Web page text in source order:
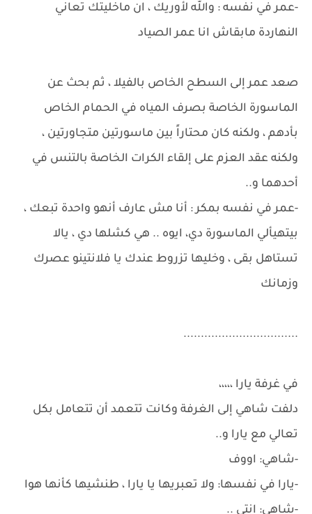
-عمر في نفسه : والله لأوريك ، ان ماخليتك تعاني
النهاردة مابقاش انا عمر الصياد
صعد عمر إلى السطح الخاص بالفيلا ، ثم بحث عن
الماسورة الخاصة بصرف المياه في الحمام الخاص
بأدهم ، ولكنه كان محتاراً بين ماسورتين متجاورتين ،
ولكنه عقد العزم على إلقاء الكرات الخاصة بالتنس في
أحدهما و..
-عمر في نفسه بمكر : أنا مش عارف أنهو واحدة تبعك ،
بيتهيألي الماسورة دي، ايوه .. هي كشلها دي ، يالا
تستاهل بقى ، وخليها تزروط عندك يا فلانتينو عصرك
وزمانك
.................................
في غرفة يارا ،،،،،
دلفت شاهي إلى الغرفة وكانت تتعمد أن تتعامل بكل
تعالي مع يارا و..
-شاهي: اووف
-يارا في نفسها: ولا تعبريها يا يارا ، طنشيها كأنها هوا
-شاهي: انتي ..